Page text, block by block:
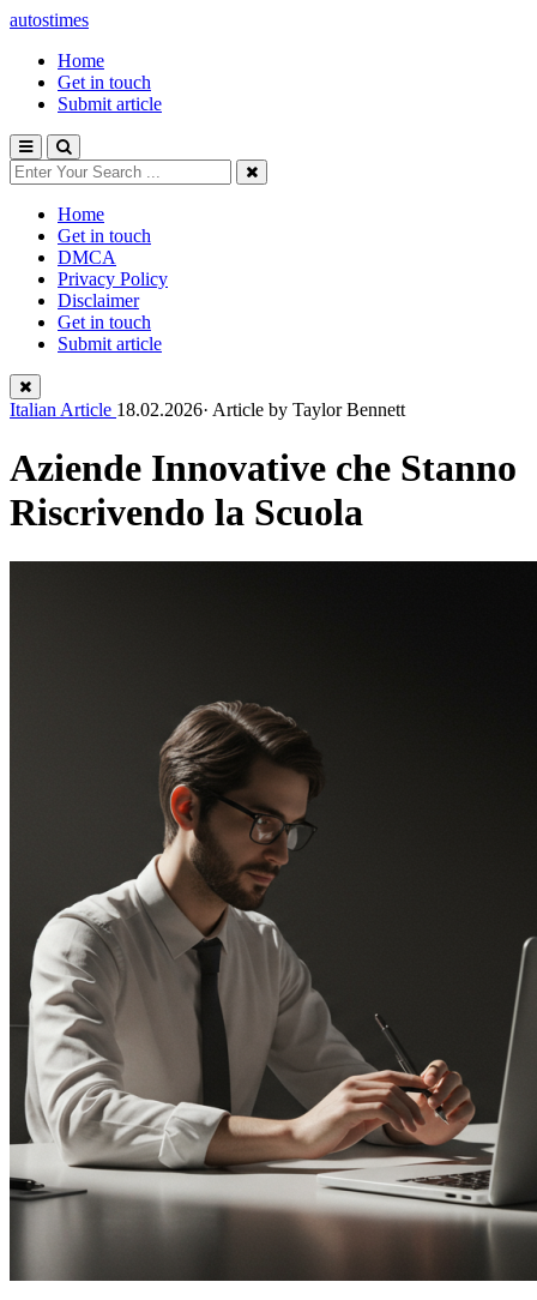
autostimes
Home
Get in touch
Submit article
Home
Get in touch
DMCA
Privacy Policy
Disclaimer
Get in touch
Submit article
Italian Article 18.02.2026· Article by Taylor Bennett
Aziende Innovative che Stanno
Riscrivendo la Scuola